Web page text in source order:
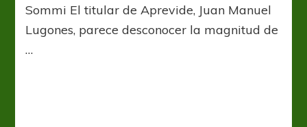
sabe
que
Sommi El titular de Aprevide, Juan Manuel
Lugones, parece desconocer la magnitud de
…